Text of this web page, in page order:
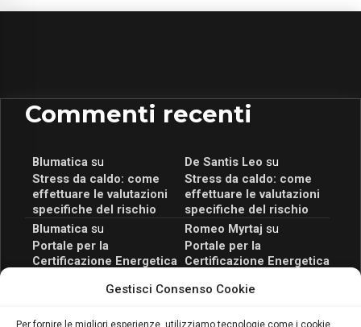
Gestisci Consenso Cookie
Per fornire le migliori esperienze, utilizziamo tecnologie come i cookie
Commenti recenti
Blumaticasu
Stress da caldo: come
effettuare le valutazioni
specifiche del rischio
De Santis Leo su
Stress da caldo: come
effettuare le valutazioni
specifiche del rischio
Blumaticasu
Portale per la
Certificazione Energetica
scopri il Corso Blumatica
Romeo Myrtaj su
Portale per la
Certificazione Energetica
scopri il Corso Blumatica